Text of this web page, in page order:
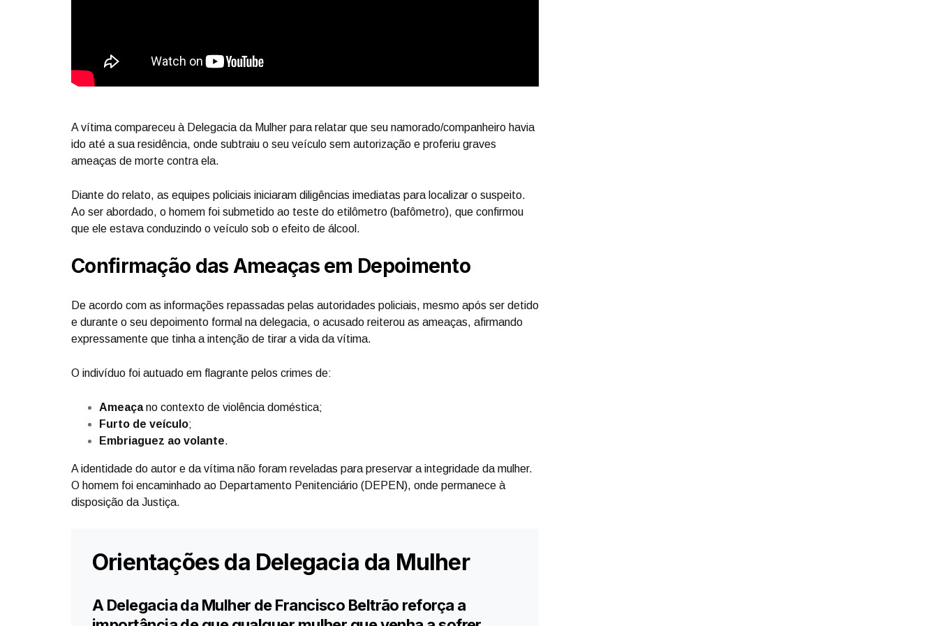
A vítima compareceu à Delegacia da Mulher para relatar que seu namorado/companheiro havia
ido até a sua residência, onde subtraiu o seu veículo sem autorização e proferiu graves
ameaças de morte contra ela.
Diante do relato, as equipes policiais iniciaram diligências imediatas para localizar o suspeito.
Ao ser abordado, o homem foi submetido ao teste do etilômetro (bafômetro), que confirmou
que ele estava conduzindo o veículo sob o efeito de álcool.
Confirmação das Ameaças em Depoimento
De acordo com as informações repassadas pelas autoridades policiais, mesmo após ser detido
e durante o seu depoimento formal na delegacia, o acusado reiterou as ameaças, afirmando
expressamente que tinha a intenção de tirar a vida da vítima.
O indivíduo foi autuado em flagrante pelos crimes de:
Ameaçano contexto de violência doméstica;
Furto de veículo;
Embriaguez ao volante.
A identidade do autor e da vítima não foram reveladas para preservar a integridade da mulher.
O homem foi encaminhado ao Departamento Penitenciário (DEPEN), onde permanece à
disposição da Justiça.
Orientações da Delegacia da Mulher
A Delegacia da Mulher de Francisco Beltrão reforça a